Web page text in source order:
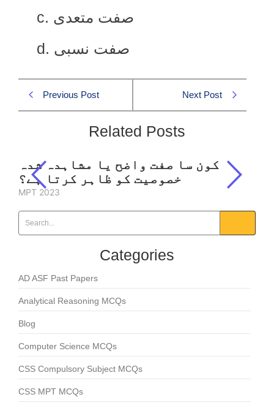
c. صفت متعدی
d. صفت نسبی
Previous Post Next Post
Related Posts
کون سا صفت واضح یا مشاہدہ شدہ
خصوصیت کو ظاہر کرتا ہے؟
MPT 2023
Categories
AD ASF Past Papers
Analytical Reasoning MCQs
Blog
Computer Science MCQs
CSS Compulsory Subject MCQs
CSS MPT MCQs